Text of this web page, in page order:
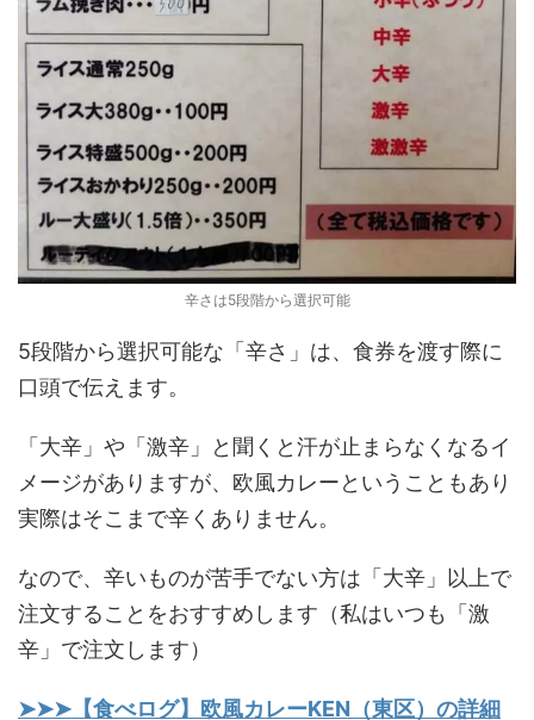
辛さは5段階から選択可能
5段階から選択可能な「辛さ」は、食券を渡す際に
口頭で伝えます。
「大辛」や「激辛」と聞くと汗が止まらなくなるイ
メージがありますが、欧風カレーということもあり
実際はそこまで辛くありません。
なので、辛いものが苦手でない方は「大辛」以上で
注文することをおすすめします（私はいつも「激
辛」で注文します）
➤➤➤【食べログ】欧風カレーKEN（東区）の詳細